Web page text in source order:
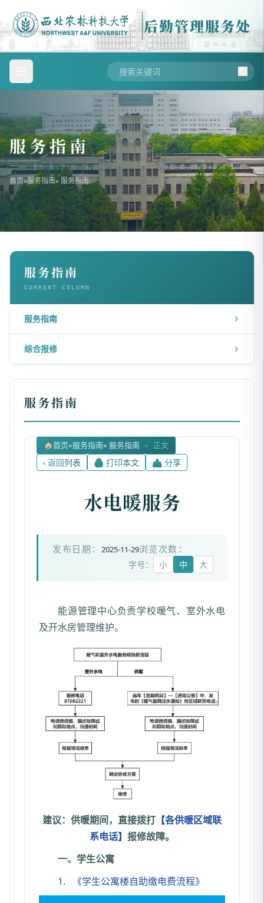
后勤管理服务处
服务指南
首页»服务指南» 服务指南
服务指南
CURRENT COLUMN
服务指南
综合报修
服务指南
🏠首页»服务指南» 服务指南 » 正文
‹ 返回列表 🖨 打印本文 📤 分享
水电暖服务
发布日期： 2025-11-29浏览次数：
字号： 小 中 大
能源管理中心负责学校暖气、室外水电
及开水房管理维护。
建议： 供暖期间，直接拨打 【各供暖区域联
系电话】 报修故障。
一、学生公寓
1.
《学生公寓楼自助缴电费流程》